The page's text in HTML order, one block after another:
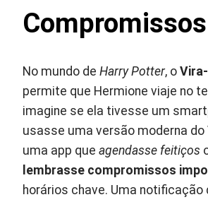
Compromissos
No mundo deHarry Potter, o
permite que Hermione viaje no
imagine se ela tivesse um
usasse uma versão moderna do
uma app queagendasse feitiços
lembrasse compromissos
horários chave. Uma notificação